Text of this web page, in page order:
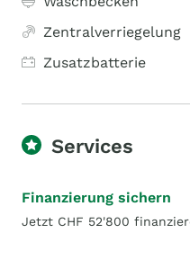
Zentralverriegelung
Zusatzbatterie
Services
Finanzierung sichern
Jetzt CHF 52'800